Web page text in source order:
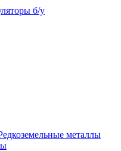
б/у
металлы